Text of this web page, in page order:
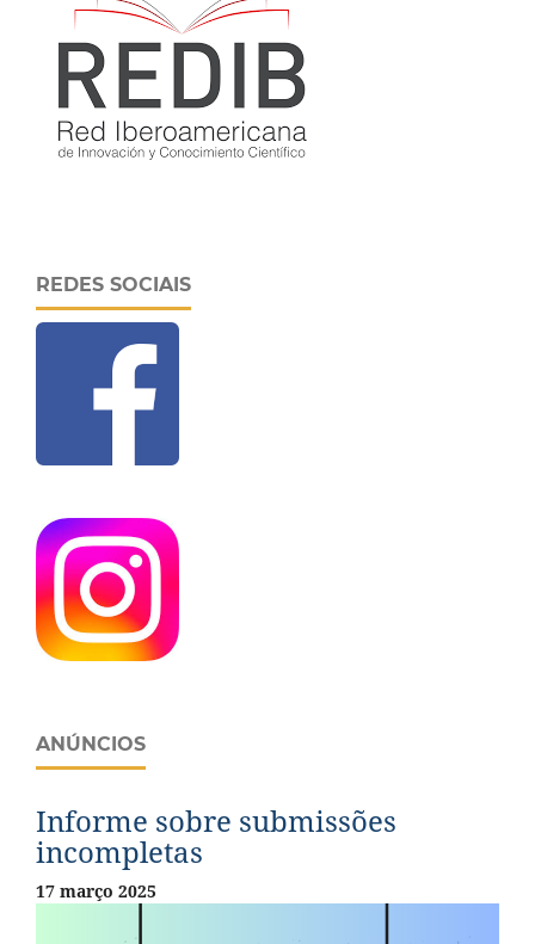
REDES SOCIAIS
ANÚNCIOS
Informe sobre submissões
incompletas
17 março 2025